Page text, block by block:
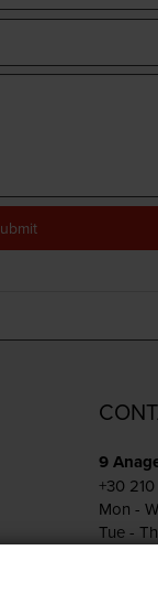
9
+30
Mon -
Tue -